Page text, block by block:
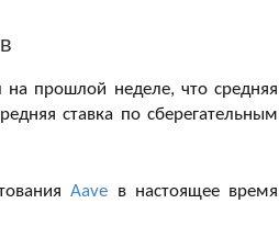
прошлой неделе, что средняя
ставка по сберегательным
Aave в настоящее время